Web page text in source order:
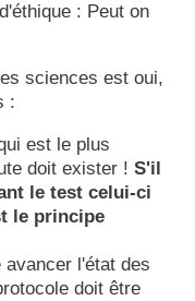
: Peut on
sciences est oui,
:
est le plus
doit exister !S'il
le test celui-ci
le principe
avancer l'état des
doit être